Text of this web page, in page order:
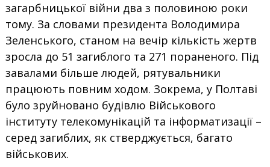
загарбницької війни два з половиною роки
тому. За словами президента Володимира
Зеленського, станом на вечір кількість жертв
зросла до 51 загиблого та 271 пораненого. Під
завалами більше людей, рятувальники
працюють повним ходом. Зокрема, у Полтаві
було зруйновано будівлю Військового
інституту телекомунікацій та інформатизації –
серед загиблих, як стверджується, багато
військових.